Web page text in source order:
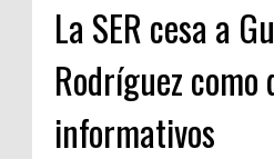
La SER cesa a
Rodríguez
informativos